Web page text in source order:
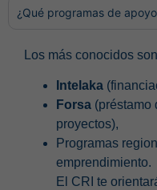
¿Qué programas de
Los más conocidos
Intelaka
Forsa (préstamo
proyectos),
Programas
emprendimiento.
El CRI te